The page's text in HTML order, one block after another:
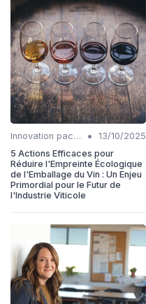
Innovation packaging •
13/10/2025
5 Actions Efficaces pour
Réduire l'Empreinte Écologique
de l'Emballage du Vin : Un Enjeu
Primordial pour le Futur de
l'Industrie Viticole